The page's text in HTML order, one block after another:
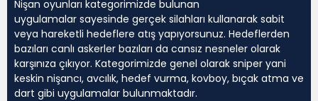
Nişan oyunları kategorimizde bulunan
uygulamalar sayesinde gerçek silahları kullanarak sabit
veya hareketli hedeflere atış yapıyorsunuz. Hedeflerden
bazıları canlı askerler bazıları da cansız nesneler olarak
karşınıza çıkıyor. Kategorimizde genel olarak sniper yani
keskin nişancı, avcılık, hedef vurma, kovboy, bıçak atma ve
dart gibi uygulamalar bulunmaktadır.